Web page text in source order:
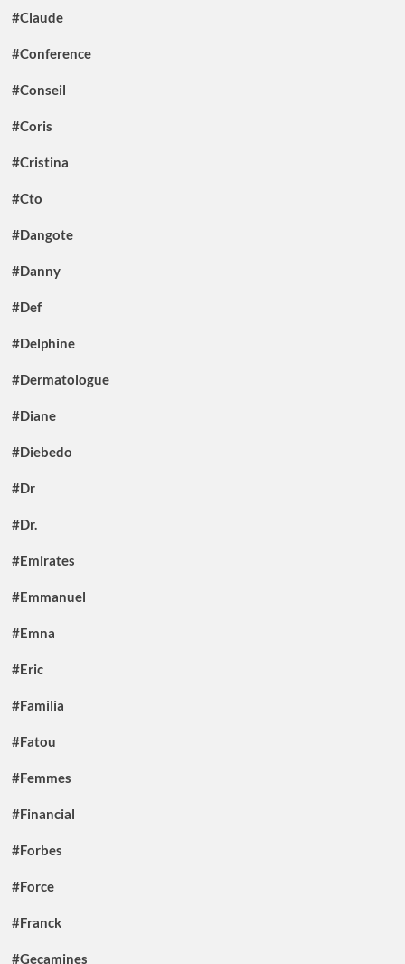
#Claude
#Conference
#Conseil
#Coris
#Cristina
#Cto
#Dangote
#Danny
#Def
#Delphine
#Dermatologue
#Diane
#Diebedo
#Dr
#Dr.
#Emirates
#Emmanuel
#Emna
#Eric
#Familia
#Fatou
#Femmes
#Financial
#Forbes
#Force
#Franck
#Gecamines